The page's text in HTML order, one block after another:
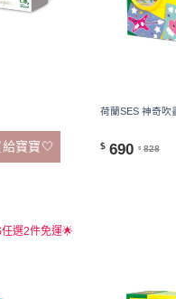
給寶寶🤍
荷蘭SES 神奇吹
$ 690 $ 828
選2件免運🌟